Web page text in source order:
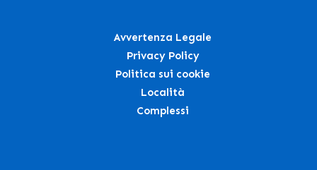
Avvertenza Legale
Privacy Policy
Politica sui cookie
Località
Complessi